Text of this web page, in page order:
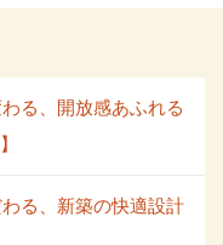
る、開放感あふれる
る、新築の快適設計